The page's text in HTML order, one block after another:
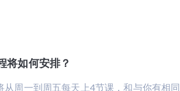
将如何安排？
从周一到周五每天上4节课，和与你有相同